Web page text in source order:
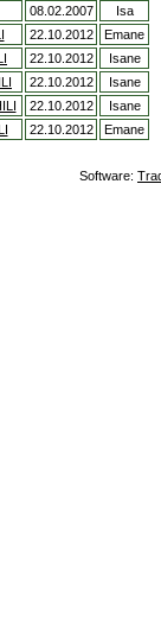
08.02.2007
Isa
22.10.2012
Emane
22.10.2012
Isane
22.10.2012
Isane
22.10.2012
Isane
22.10.2012 Emane
Software: